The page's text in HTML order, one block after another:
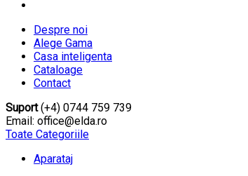
Despre noi
Alege Gama
Casa inteligenta
Cataloage
Contact
Suport(+4) 0744 759 739
Email: office@elda.ro
Toate Categoriile
Aparataj